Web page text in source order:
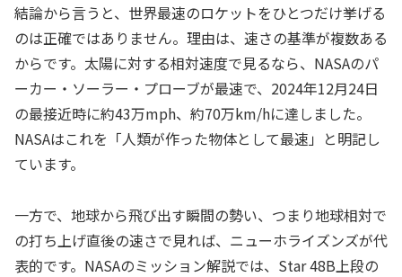
結論から言うと、世界最速のロケットをひとつだけ挙げる
のは正確ではありません。理由は、速さの基準が複数ある
からです。太陽に対する相対速度で見るなら、NASAのパ
ーカー・ソーラー・プローブが最速で、2024年12月24日
の最接近時に約43万mph、約70万km/hに達しました。
NASAはこれを「人類が作った物体として最速」と明記し
ています。
一方で、地球から飛び出す瞬間の勢い、つまり地球相対で
の打ち上げ直後の速さで見れば、ニューホライズンズが代
表的です。NASAのミッション解説では、Star 48B上段の